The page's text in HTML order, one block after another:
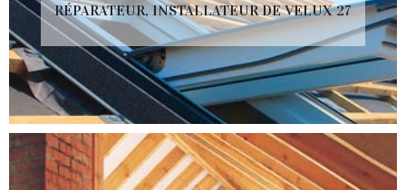
RÉPARATEUR, INSTALLATEUR DE VELUX 27